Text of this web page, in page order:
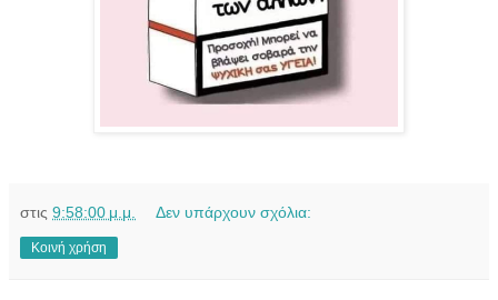
στις 9:58:00 μ.μ. Δεν υπάρχουν σχόλια:
Κοινή χρήση